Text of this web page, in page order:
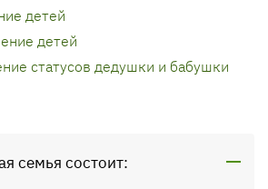
детей
детей
статусов дедушки и бабушки
семья состоит: